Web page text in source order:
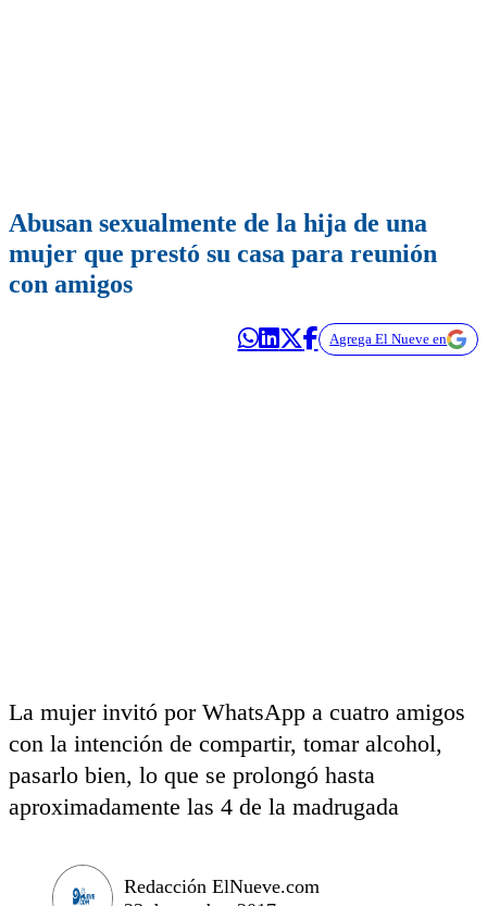
Abusan sexualmente de la hija de una
mujer que prestó su casa para reunión
con amigos
Agrega El Nueve en
La mujer invitó por WhatsApp a cuatro amigos
con la intención de compartir, tomar alcohol,
pasarlo bien, lo que se prolongó hasta
aproximadamente las 4 de la madrugada
Redacción ElNueve.com